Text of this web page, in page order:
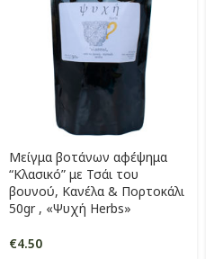
Μείγμα βοτάνων αφέψημα
“Κλασικό” με Τσάι του
βουνού, Κανέλα & Πορτοκάλι
50gr , «Ψυχή Herbs»
€4.50